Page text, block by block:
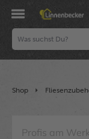
Shop
Profis am Werk